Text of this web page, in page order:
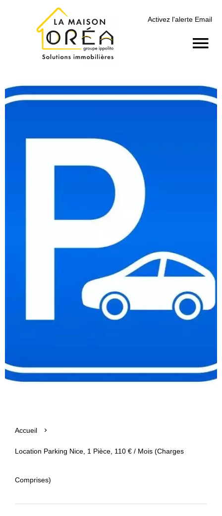
Activez l'alerte Email
Accueil
Location Parking Nice, 1 Pièce, 110 € / Mois (Charges
Comprises)